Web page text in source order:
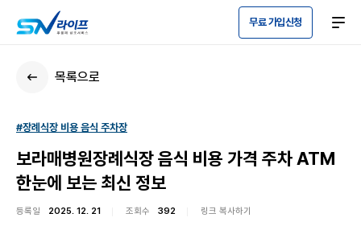
무료 가입신청
목록으로
#장례식장 비용 음식 주차장
보라매병원장례식장 음식 비용 가격 주차 ATM
한눈에 보는 최신 정보
등록일 2025. 12. 21 조회수 392 링크 복사하기